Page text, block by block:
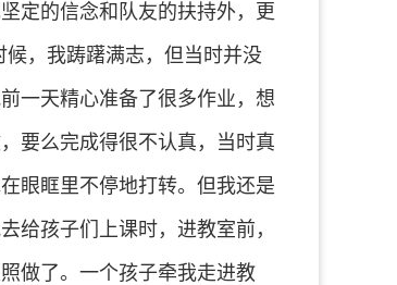
定的信念和队友的扶持外，更
，我踌躇满志，但当时并没
一天精心准备了很多作业，想
要么完成得很不认真，当时真
眼眶里不停地打转。但我还是
给孩子们上课时，进教室前，
做了。一个孩子牵我走进教